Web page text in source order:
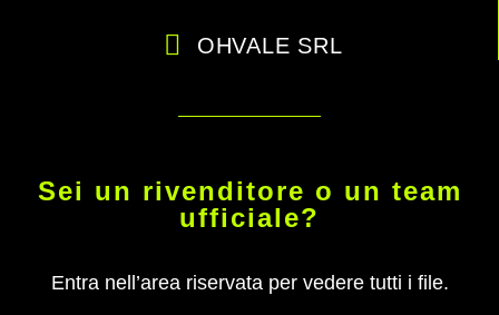
OHVALE SRL
Sei un rivenditore o un team
ufficiale?
Entra nell’area riservata per vedere tutti i file.